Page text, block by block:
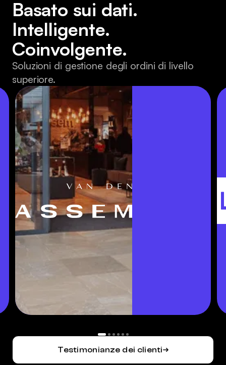
Basato sui dati.
Intelligente.
Coinvolgente.
Soluzioni di gestione degli ordini di livello
superiore.
Van Den Assem Schoenen
Testimonianze dei clienti